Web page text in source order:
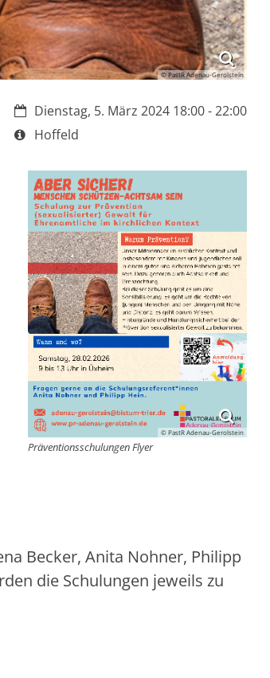
© PastR Adenau-Gerolstein
Datum:Dienstag, 5. März 2024 18:00 - 22:00
Art bzw. Nummer:
Hoffeld
© PastR Adenau-Gerolstein
Präventionsschulungen Flyer
Becker, Anita Nohner, Philipp
die Schulungen jeweils zu